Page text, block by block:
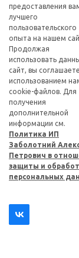
предоставления
лучшего
пользовательского
опыта на нашем
Продолжая
использовать
сайт, вы
использованием
cookie-файлов. Для
получения
дополнительной
информации см.
Политика ИП
Заболотний
Петрович в
защиты и
персональных